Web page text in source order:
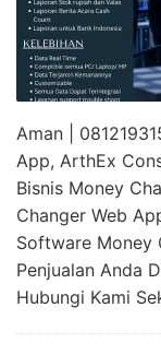
Aman |
App, ArthEx
Bisnis Money
Changer Web
Software Money
Penjualan Anda
Hubungi Kami